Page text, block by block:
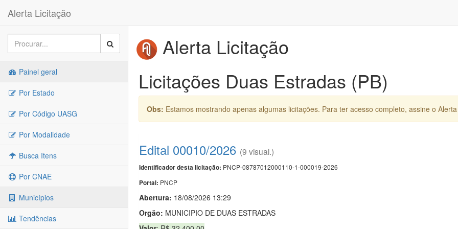
Alerta Licitação
Painel geral
Por Estado
Por Código UASG
Por Modalidade
Busca Itens
Por CNAE
Municípios
Tendências
Alerta Licitação
Licitações Duas Estradas (PB)
Obs: Estamos mostrando apenas algumas licitações. Para ter acesso completo, assine o
Edital 00010/2026 (9 visual.)
Identificador desta licitação: PNCP-08787012000110-1-000019-2026
Portal: PNCP
Abertura: 18/08/2026 13:29
Orgão: MUNICIPIO DE DUAS ESTRADAS